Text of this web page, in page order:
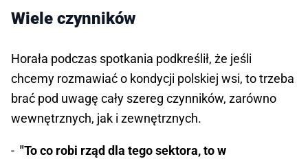
Wiele czynników
Horała podczas spotkania podkreślił, że jeśli
chcemy rozmawiać o kondycji polskiej wsi, to trzeba
brać pod uwagę cały szereg czynników, zarówno
wewnętrznych, jak i zewnętrznych.
- "To co robi rząd dla tego sektora, to w